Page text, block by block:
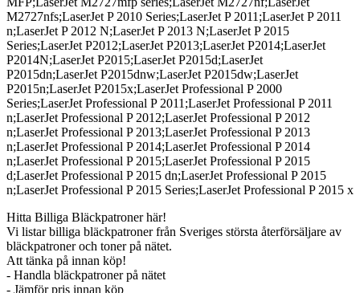
M2727nfs;LaserJet P 2010 Series;LaserJet P 2011;LaserJet P 2011
n;LaserJet P 2012 N;LaserJet P 2013 N;LaserJet P 2015
Series;LaserJet P2012;LaserJet P2013;LaserJet P2014;LaserJet
P2014N;LaserJet P2015;LaserJet P2015d;LaserJet
P2015dn;LaserJet P2015dnw;LaserJet P2015dw;LaserJet
P2015n;LaserJet P2015x;LaserJet Professional P 2000
Series;LaserJet Professional P 2011;LaserJet Professional P 2011
n;LaserJet Professional P 2012;LaserJet Professional P 2012
n;LaserJet Professional P 2013;LaserJet Professional P 2013
n;LaserJet Professional P 2014;LaserJet Professional P 2014
n;LaserJet Professional P 2015;LaserJet Professional P 2015
d;LaserJet Professional P 2015 dn;LaserJet Professional P 2015
n;LaserJet Professional P 2015 Series;LaserJet Professional P 2015 x
Hitta Billiga Bläckpatroner här!
Vi listar billiga bläckpatroner från Sveriges största återförsäljare av
bläckpatroner och toner på nätet.
Att tänka på innan köp!
- Handla bläckpatroner på nätet
- Jämför pris innan köp